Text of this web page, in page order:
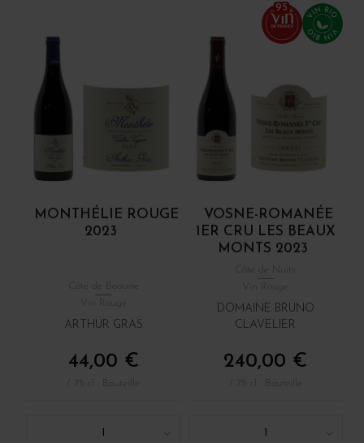
MONTHÉLIE ROUGE
2023
ARTHUR GRAS
44,00 €
1
95
VOSNE-ROMANÉE
1ER CRU LES BEAUX
MONTS 2023
DOMAINE BRUNO
CLAVELIER
240,00 €
1